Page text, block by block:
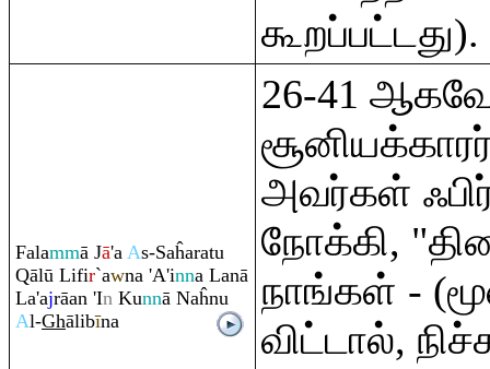
கூறப்பட்டது).
Falammā Jā'a As-Saĥaratu
Qālū Lifir`awna 'A'inna Lanā
La'ajrāan 'In Kunnā Naĥnu
Al-Ghālibīna
26-41
அவர்கள்
நோக்கி,
நாங்கள் -
விட்டால்,